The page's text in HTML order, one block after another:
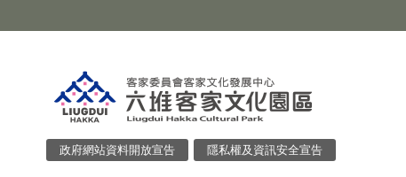
政府網站資料開放宣告 隱私權及資訊安全宣告